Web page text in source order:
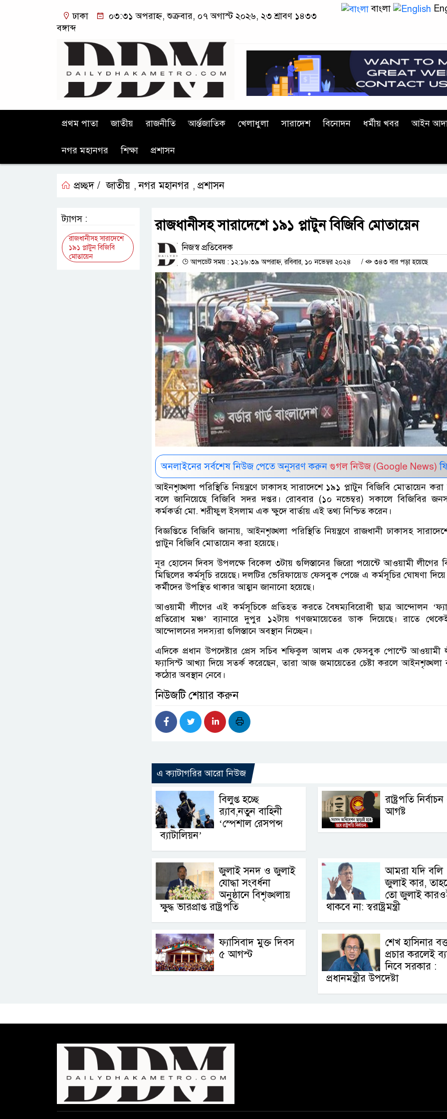
ঢাকা
০৩:৩১ অপরাহ্ন, শুক্রবার, ০৭ অগাস্ট ২০২৬, ২৩ শ্রাবণ ১৪৩৩
বঙ্গাব্দ
বাংলা
প্রথম পাতা জাতীয় রাজনীতি আর্ন্তজাতিক খেলাধুলা সারাদেশ বিনোদন ধর্মীয় খবর আইন
নগর মহানগর শিক্ষা প্রশাসন
প্রচ্ছদ / জাতীয় ,নগর মহানগর , প্রশাসন
রাজধানীসহ সারাদেশে ১৯১ প্লাটুন বিজিবি মোতায়েন
নিজস্ব প্রতিবেদক
আপডেট সময় : ১২:১৬:৩৯ অপরাহ্ন, রবিবার, ১০ নভেম্বর ২০২৪ / ৩৪৩ বার পড়া হয়েছে
অনলাইনের সর্বশেষ নিউজ পেতে অনুসরণ করুন গুগল নিউজ (Google News)
আইনশৃঙ্খলা পরিস্থিতি নিয়ন্ত্রণে ঢাকাসহ সারাদেশে ১৯১ প্লাটুন বিজিবি মোতায়েন করা
বলে জানিয়েছে বিজিবি সদর দপ্তর। রোববার (১০ নভেম্বর) সকালে বিজিবির
কর্মকর্তা মো. শরীফুল ইসলাম এক ক্ষুদে বার্তায় এই তথ্য নিশ্চিত করেন।
বিজ্ঞপ্তিতে বিজিবি জানায়, আইনশৃঙ্খলা পরিস্থিতি নিয়ন্ত্রণে রাজধানী ঢাকাসহ
প্লাটুন বিজিবি মোতায়েন করা হয়েছে।
নূর হোসেন দিবস উপলক্ষে বিকেল ৩টায় গুলিস্তানের জিরো পয়েন্টে আওয়ামী লীগের
মিছিলের কর্মসূচি রয়েছে। দলটির ভেরিফায়েড ফেসবুক পেজে এ কর্মসূচির ঘোষণা দিয়ে
কর্মীদের উপস্থিত থাকার আহ্বান জানানো হয়েছে।
আওয়ামী লীগের এই কর্মসূচিকে প্রতিহত করতে বৈষম্যবিরোধী ছাত্র আন্দোলন
প্রতিরোধ মঞ্চ’ ব্যানারে দুপুর ১২টায় গণজমায়েতের ডাক দিয়েছে। রাতে
আন্দোলনের সদস্যরা গুলিস্তানে অবস্থান নিচ্ছেন।
এদিকে প্রধান উপদেষ্টার প্রেস সচিব শফিকুল আলম এক ফেসবুক পোস্টে আওয়ামী
ফ্যাসিস্ট আখ্যা দিয়ে সতর্ক করেছেন, তারা আজ জমায়েতের চেষ্টা করলে আইনশৃঙ্খলা
কঠোর অবস্থান নেবে।
নিউজটি শেয়ার করুন
এ ক্যাটাগরির আরো নিউজ
বিলুপ্ত হচ্ছে
র‍্যাব,নতুন বাহিনী
‘স্পেশাল রেসপন্স
ব্যাটালিয়ন’
রাষ্ট্রপতি
আগষ্ট
জুলাই সনদ ও জুলাই
যোদ্ধা সংবর্ধনা
অনুষ্ঠানে বিশৃঙ্খলায়
ক্ষুদ্ধ ভারপ্রাপ্ত রাষ্ট্রপতি
আমরা যদি বলি
জুলাই কার,
তো জুলাই
থাকবে না: স্বরাষ্ট্রমন্ত্রী
ফ্যাসিবাদ মুক্ত দিবস
৫ আগস্ট
শেখ হাসিনার
প্রচার করলেই
নিবে সরকার :
প্রধানমন্ত্রীর উপদেষ্টা
ট্যাগস :
রাজধানীসহ সারাদেশে
১৯১ প্লাটুন বিজিবি
মোতায়েন